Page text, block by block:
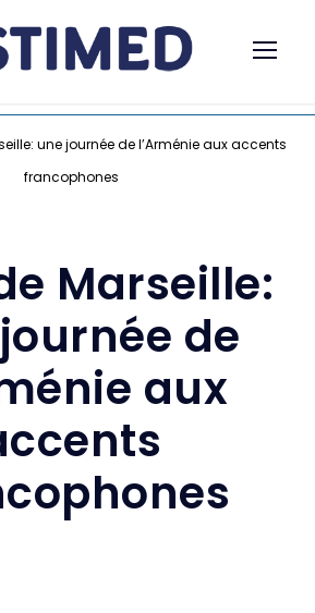
une journée de l’Arménie aux accents
francophones
Marseille:
de
aux